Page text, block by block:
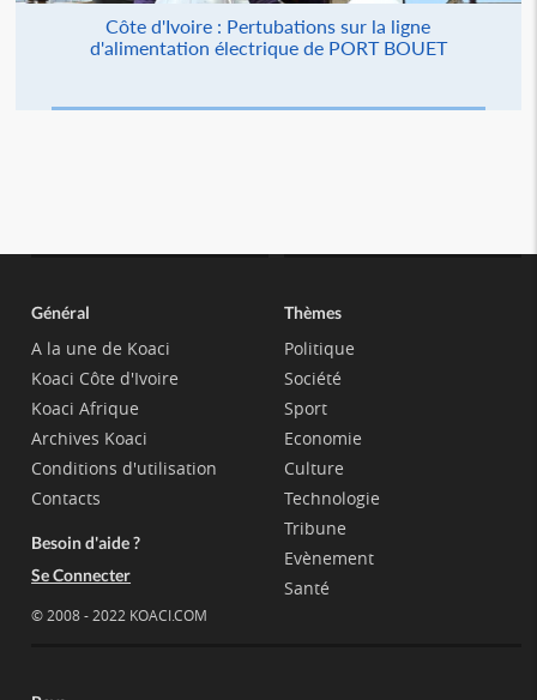
Côte d'Ivoire : Pertubations sur la ligne
d'alimentation électrique de PORT BOUET
Général
A la une de Koaci
Koaci Côte d'Ivoire
Koaci Afrique
Archives Koaci
Conditions d'utilisation
Contacts
Besoin d'aide ?
Se Connecter
© 2008 - 2022 KOACI.COM
Thèmes
Politique
Société
Sport
Economie
Culture
Technologie
Tribune
Evènement
Santé